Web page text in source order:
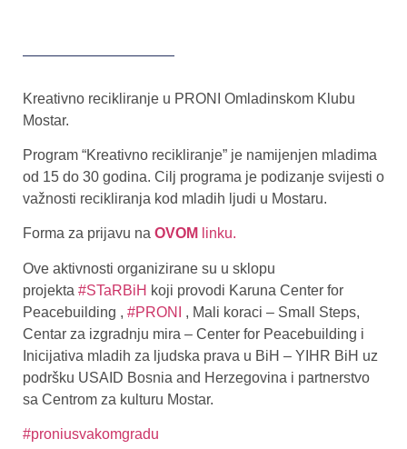
Kreativno recikliranje u PRONI Omladinskom Klubu
Mostar.
Program “Kreativno recikliranje” je namijenjen mladima
od 15 do 30 godina. Cilj programa je podizanje svijesti o
važnosti recikliranja kod mladih ljudi u Mostaru.
Forma za prijavu na OVOM linku.
Ove aktivnosti organizirane su u sklopu
projekta #STaRBiH koji provodi Karuna Center for
Peacebuilding , #PRONI
, Mali koraci – Small Steps,
Centar za izgradnju mira – Center for Peacebuilding i
Inicijativa mladih za ljudska prava u BiH – YIHR BiH uz
podršku USAID Bosnia and Herzegovina i partnerstvo
sa Centrom za kulturu Mostar.
#proniusvakomgradu